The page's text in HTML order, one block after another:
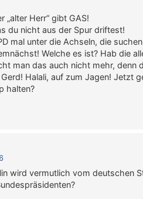
„alter Herr“ gibt GAS!
du nicht aus der Spur driftest!
mal unter die Achseln, die
Welche es ist? Hab die
man das auch nicht mehr, denn
Halali, auf zum Jagen! Jetzt
halten?
wird vermutlich vom deutschen